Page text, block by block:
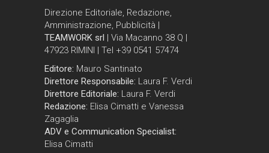
Direzione Editoriale, Redazione,
Amministrazione, Pubblicità |
TEAMWORK srl | Via Macanno 38 Q |
47923 RIMINI | Tel +39 0541 57474
Editore: Mauro Santinato
Direttore Responsabile: Laura F. Verdi
Direttore Editoriale: Laura F. Verdi
Redazione: Elisa Cimatti e Vanessa
Zagaglia
ADV e Communication Specialist:
Elisa Cimatti